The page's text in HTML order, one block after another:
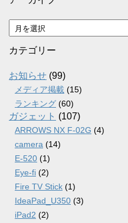
ア
ー
カ
ブ
カテゴリー
お知らせ (99)
メディア掲載 (15)
ランキング (60)
ガジェット (107)
ARROWS NX F-02G (4)
camera (14)
E-520 (1)
Eye-fi (2)
Fire TV Stick (1)
IdeaPad_U350 (3)
iPad2 (2)